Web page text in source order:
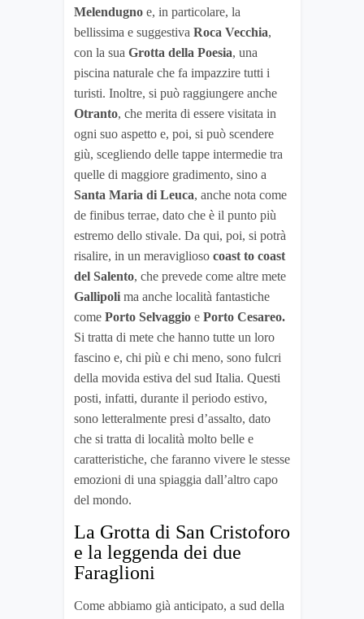
Melendugno e, in particolare, la
bellissima e suggestiva Roca Vecchia,
con la sua Grotta della Poesia, una
piscina naturale che fa impazzire tutti i
turisti. Inoltre, si può raggiungere anche
Otranto, che merita di essere visitata in
ogni suo aspetto e, poi, si può scendere
giù, scegliendo delle tappe intermedie tra
quelle di maggiore gradimento, sino a
Santa Maria di Leuca, anche nota come
de finibus terrae, dato che è il punto più
estremo dello stivale. Da qui, poi, si potrà
risalire, in un meraviglioso coast to coast
del Salento, che prevede come altre mete
Gallipoli ma anche località fantastiche
come Porto Selvaggio e Porto Cesareo.
Si tratta di mete che hanno tutte un loro
fascino e, chi più e chi meno, sono fulcri
della movida estiva del sud Italia. Questi
posti, infatti, durante il periodo estivo,
sono letteralmente presi d’assalto, dato
che si tratta di località molto belle e
caratteristiche, che faranno vivere le stesse
emozioni di una spiaggia dall’altro capo
del mondo.
La Grotta di San Cristoforo
e la leggenda dei due
Faraglioni
Come abbiamo già anticipato, a sud della